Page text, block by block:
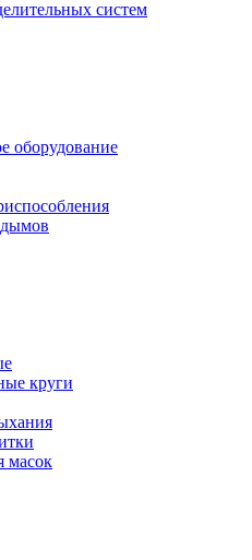
систем
оборудование
круги
масок